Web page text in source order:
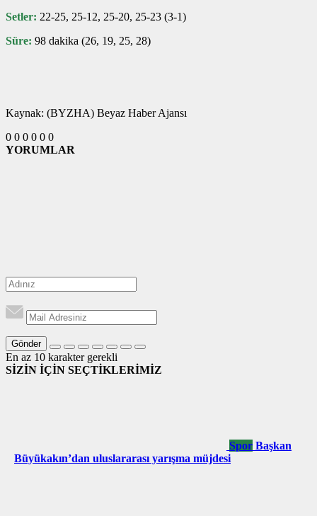
Setler: 22-25, 25-12, 25-20, 25-23 (3-1)
Süre: 98 dakika (26, 19, 25, 28)
Kaynak: (BYZHA) Beyaz Haber Ajansı
0 0 0 0 0 0
YORUMLAR
Gönder
En az 10 karakter gerekli
SİZİN İÇİN SEÇTİKLERİMİZ
Spor Başkan
Büyükakın’dan uluslararası yarışma müjdesi